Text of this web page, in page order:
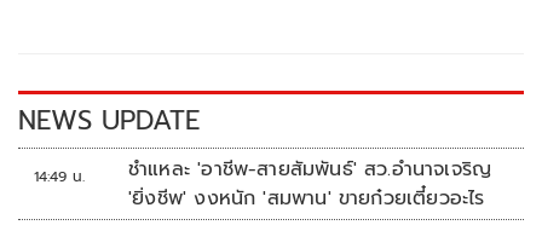
k k
NEWS UPDATE
14:49 น.
ชำแหละ 'อาชีพ-สายสัมพันธ์' สว.อำนาจเจริญ
'ยิ่งชีพ' งงหนัก 'สมพาน' ขายก๋วยเตี๋ยวอะไร